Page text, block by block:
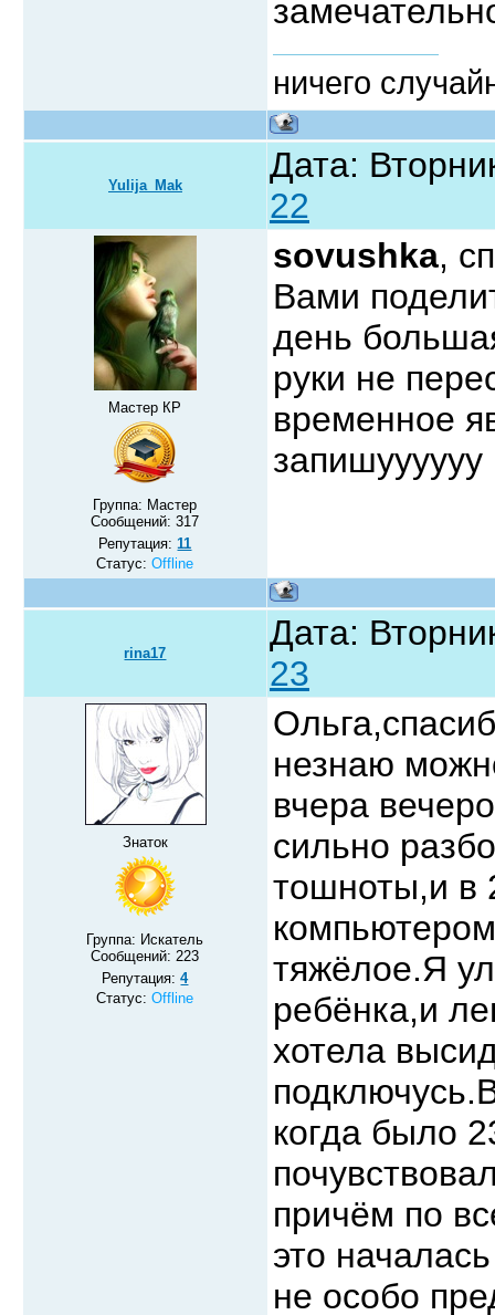
ничего
Yulija_Mak
Дата:
22
Мастер КР
Группа: Мастер
Сообщений:317
Репутация:11
Статус:Offline
sovushka,
Вами
день
руки не
временное
запишуууууу
rina17
Дата:
23
Знаток
Группа: Искатель
Сообщений: 223
Репутация:4
Статус:Offline
незнаю
вчера
сильно
тошноты,и в
тяжёлое.Я
ребёнка,и
хотела
когда было
причём по
это
не особо